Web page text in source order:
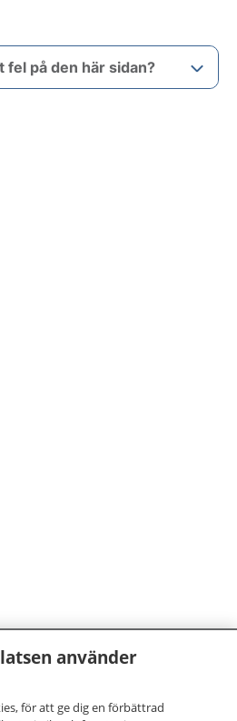
fel på den här sidan?
använder
för att ge dig en förbättrad